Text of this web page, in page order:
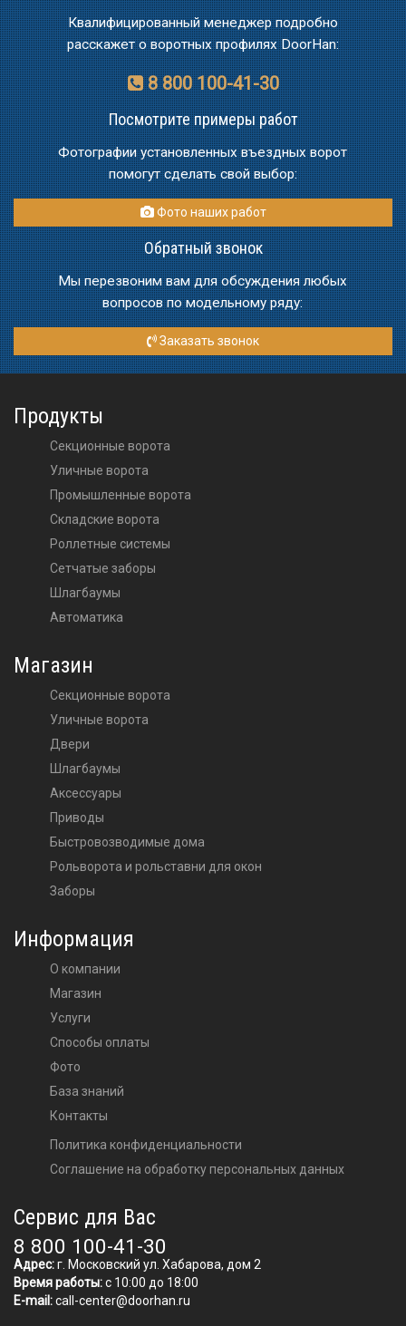
Квалифицированный менеджер подробно
расскажет о воротных профилях DoorHan:
8 800 100-41-30
Посмотрите примеры работ
Фотографии установленных въездных ворот
помогут сделать свой выбор:
Фото наших работ
Обратный звонок
Мы перезвоним вам для обсуждения любых
вопросов по модельному ряду:
Заказать звонок
Продукты
Секционные ворота
Уличные ворота
Промышленные ворота
Складские ворота
Роллетные системы
Сетчатые заборы
Шлагбаумы
Автоматика
Магазин
Секционные ворота
Уличные ворота
двери
шлагбаумы
аксессуары
приводы
Быстровозводимые дома
Рольворота и рольставни для окон
Заборы
Информация
О компании
Магазин
Услуги
Способы оплаты
Фото
База знаний
Контакты
Политика конфиденциальности
Соглашение на обработку персональных данных
Сервис для Вас
8 800 100-41-30
Адрес:г. Московский ул. Хабарова, дом 2
Время работы:с 10:00 до 18:00
E-mail:call-center@doorhan.ru